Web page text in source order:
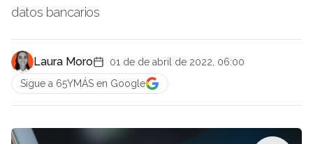
datos bancarios
Laura Moro
01 de de abril de 2022, 06:00
Sigue a 65YMÁS en Google